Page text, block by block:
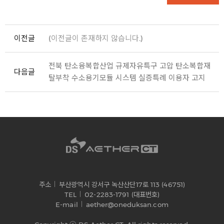
이전글 (이전글이 존재하지 않습니다.)
다음글
전북 탄소융복합산업 규제자유특구 고압 탄소복합재
탈부착 수소용기모듈 시스템 실증특례 이용자 고지
주소
부산광역시 강서구 녹산산단17로 113 (46751)
TEL
02-2283-1791 (대표번호)
E-mail
aether@oneduksan.com